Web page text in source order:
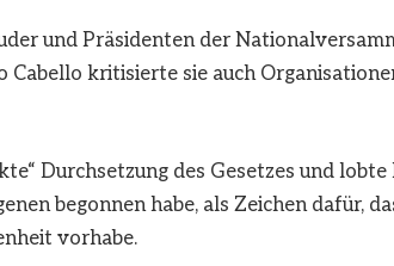
und Präsidenten der
Cabello kritisierte sie auch
Durchsetzung des Gesetzes und
begonnen habe, als Zeichen dafür,
vorhabe.